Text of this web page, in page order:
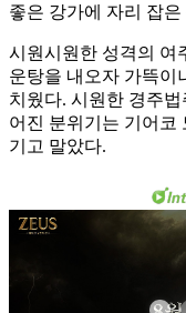
좋은 강가에 자리 잡
시원시원한 성격의 여
운탕을 내오자 가뜩이
치웠다. 시원한 경주
어진 분위기는 기어코
기고 말았다.